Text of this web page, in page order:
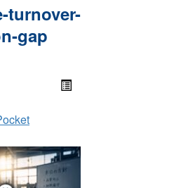
turnover-
gap